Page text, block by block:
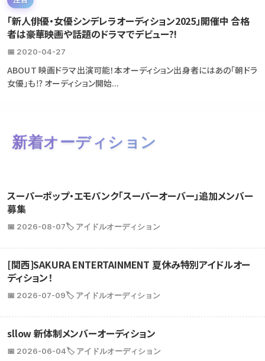
「新人俳優・女優シンデレラオーディション2025」開催中 合格
者は豪華映画や話題のドラマでデビュー?!
📅 2020-04-27
ABOUT 映画ドラマ出演可能！本オーディション出身者にはあの「朝ドラ
女優」も⁉ オーディション開始...
新着オーディション
スーパーポップ・エモパンク「スーパーオーバー」追加メンバー
募集
📅 2026-08-07🏷️ アイドルオーディション
[関西]SAKURA ENTERTAINMENT 夏休み特別アイドルオー
ディション！
📅 2026-07-09🏷️ アイドルオーディション
sllow 新体制メンバーオーディション
📅 2026-06-04🏷️ アイドルオーディション